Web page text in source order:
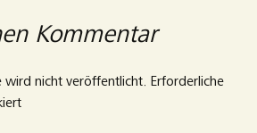
Kommentar
wird nicht veröffentlicht. Erforderliche